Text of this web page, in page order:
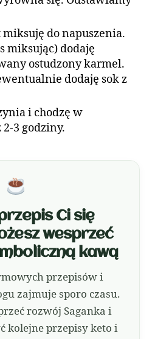
do napuszenia.
miksując) dodaję
ostudzony karmel.
dodaję sok z
i chodzę w
3 godziny.
Ci się
wesprzeć
kawą
przepisów i
zajmuje sporo czasu.
rozwój Saganka i
kolejne przepisy keto i